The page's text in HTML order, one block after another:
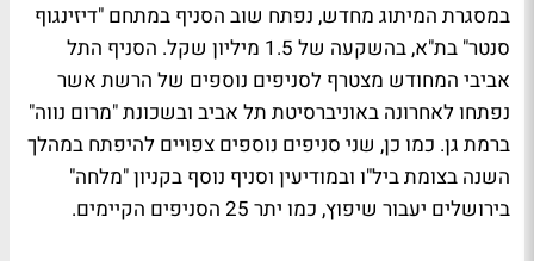
במסגרת המיתוג מחדש, נפתח שוב הסניף במתחם "דיזינגוף
סנטר" בת"א, בהשקעה של 1.5 מיליון שקל. הסניף התל
אביבי המחודש מצטרף לסניפים נוספים של הרשת אשר
נפתחו לאחרונה באוניברסיטת תל אביב ובשכונת "מרום נווה"
ברמת גן. כמו כן, שני סניפים נוספים צפויים להיפתח במהלך
השנה בצומת ביל"ו ובמודיעין וסניף נוסף בקניון "מלחה"
בירושלים יעבור שיפוץ, כמו יתר 25 הסניפים הקיימים.